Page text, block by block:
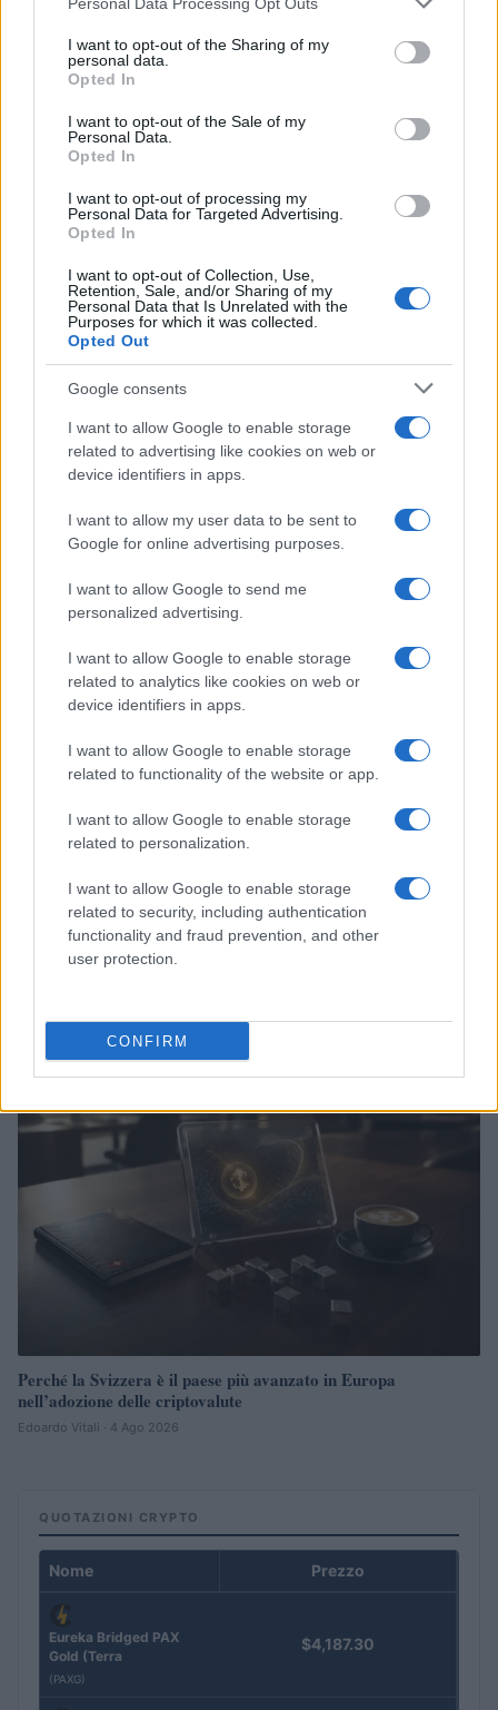
not limited to your visit or usage behaviour. You may click to
grant or deny consent to Google and its third-party tags to
use your data for below specified purposes in below Google
consent section.
I want to opt-out of the Sharing of my
personal data.
Opted In
I want to opt-out of the Sale of my
Personal Data.
Opted In
I want to opt-out of processing my
Personal Data for Targeted Advertising.
Opted In
I want to opt-out of Collection, Use,
Retention, Sale, and/or Sharing of my
Personal Data that Is Unrelated with the
Purposes for which it was collected.
Opted Out
Google consents
I want to allow Google to enable storage
related to advertising like cookies on web or
device identifiers in apps.
I want to allow my user data to be sent to
Google for online advertising purposes.
I want to allow Google to send me
personalized advertising.
I want to allow Google to enable storage
related to analytics like cookies on web or
device identifiers in apps.
I want to allow Google to enable storage
related to functionality of the website or app.
I want to allow Google to enable storage
related to personalization.
I want to allow Google to enable storage
related to security, including authentication
functionality and fraud prevention, and other
user protection.
CONFIRM
Continua a leggere
CRIPTOVALUTE
Capire i cicli di Bitcoin tra liquidità, halving e afflussi
regolamentati
CRIPTOVALUTE
Edoardo Vitali · 4 Ago 2026
Perché la Svizzera è il paese più avanzato in Europa
nell’adozione delle criptovalute
Edoardo Vitali · 4 Ago 2026
QUOTAZIONI CRYPTO
Nome Prezzo
Eureka Bridged PAX
Gold (Terra
(PAXG)
$4,187.30